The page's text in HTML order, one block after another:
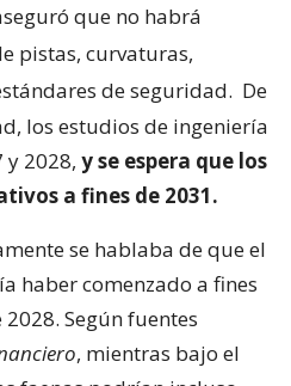
que no habrá
pistas, curvaturas,
de seguridad. De
los estudios de ingeniería
y 2028, y se espera que los
a fines de 2031.
se hablaba de que el
haber comenzado a fines
Según fuentes
, mientras bajo el